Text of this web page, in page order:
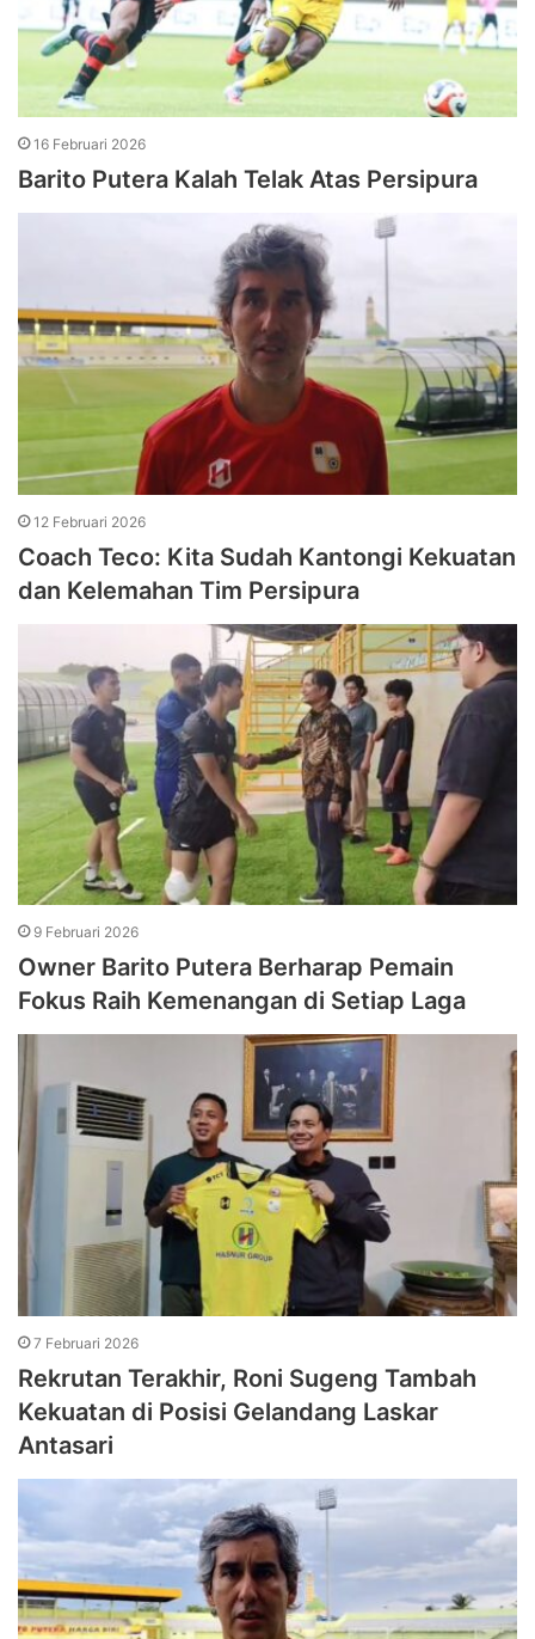
16 Februari 2026
Barito Putera Kalah Telak Atas Persipura
12 Februari 2026
Coach Teco: Kita Sudah Kantongi Kekuatan
dan Kelemahan Tim Persipura
9 Februari 2026
Owner Barito Putera Berharap Pemain
Fokus Raih Kemenangan di Setiap Laga
7 Februari 2026
Rekrutan Terakhir, Roni Sugeng Tambah
Kekuatan di Posisi Gelandang Laskar
Antasari